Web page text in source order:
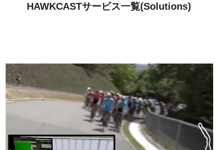
HAWKCASTサービス一覧(Solutions)